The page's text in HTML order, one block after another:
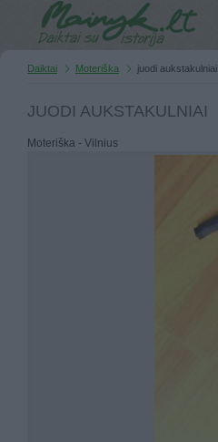
Daiktai Moteriška juodi aukstakulniai
JUODI AUKSTAKULNIAI
Moteriška - Vilnius